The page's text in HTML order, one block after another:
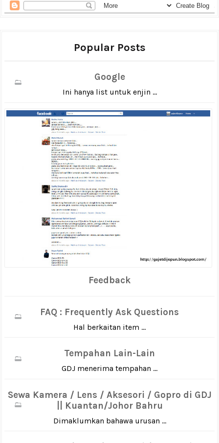
Popular Posts
Google
Ini hanya list untuk enjin ...
Feedback
FAQ : Frequently Ask Questions
Hal berkaitan item ...
Tempahan Lain-Lain
GDJ menerima tempahan ...
Sewa Kamera / Lens / Aksesori / Gopro di GDJ
|| Kuantan/Johor Bahru
Dimaklumkan bahawa urusan ...